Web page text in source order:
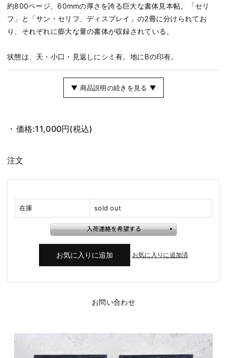
約800ページ、60mmの厚さを誇る巨大な書体見本帖。「セリ
フ」と「サン・セリフ、ディスプレイ」の2冊に分けられてお
り、それぞれに膨大な量の書体が収録されている。
状態は、天・小口・見返しにシミ有。地にBの印有。
▼ 商品説明の続きを見る ▼
価格:11,000円(税込)
注文
在庫 sold out
お気に入りに追加済
お問い合わせ